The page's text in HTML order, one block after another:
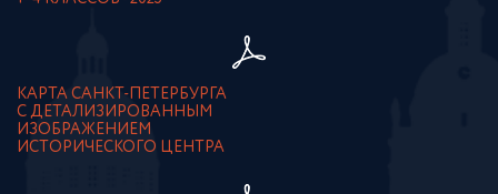
КАРТА САНКТ-ПЕТЕРБУРГА
С ДЕТАЛИЗИРОВАННЫМ
ИЗОБРАЖЕНИЕМ
ИСТОРИЧЕСКОГО ЦЕНТРА